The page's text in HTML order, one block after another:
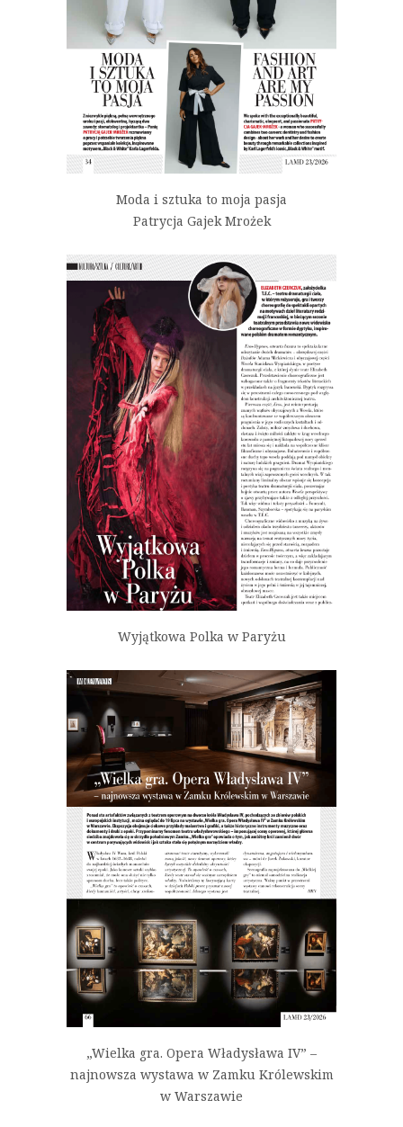
Moda i sztuka to moja pasja
Patrycja Gajek Mrożek
Wyjątkowa Polka w Paryżu
„Wielka gra. Opera Władysława IV” –
najnowsza wystawa w Zamku Królewskim
w Warszawie